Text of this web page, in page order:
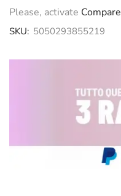
Please, activate Compare
SKU: 5050293855219